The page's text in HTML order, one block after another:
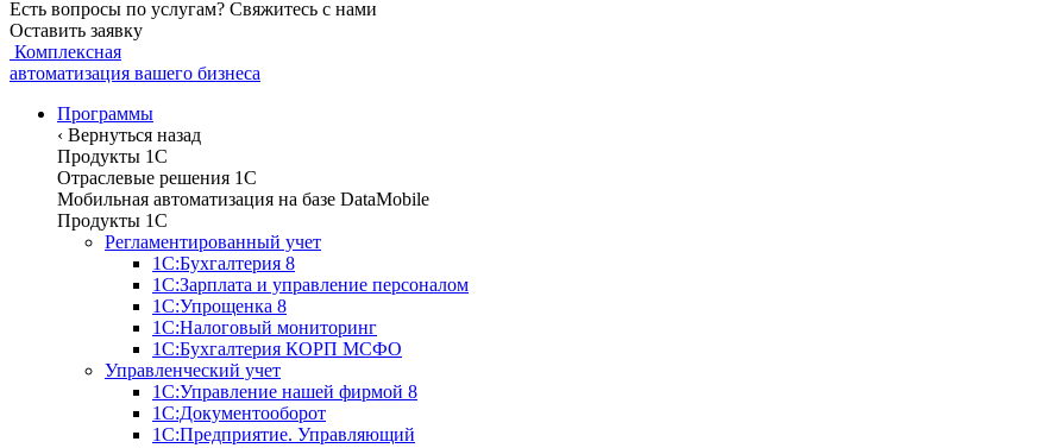
Есть вопросы по услугам? Свяжитесь с нами
Оставить заявку
Комплексная
автоматизация вашего бизнеса
Программы
‹ Вернуться назад
Продукты 1С
Отраслевые решения 1C
Мобильная автоматизация на базе DataMobile
Продукты 1С
Регламентированный учет
1С:Бухгалтерия 8
1С:Зарплата и управление персоналом
1С:Упрощенка 8
1С:Налоговый мониторинг
1С:Бухгалтерия КОРП МСФО
Управленческий учет
1С:Управление нашей фирмой 8
1С:Документооборот
1С:Предприятие. Управляющий